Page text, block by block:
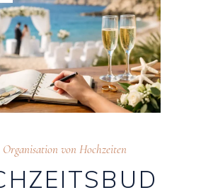
Organisation von Hochzeiten